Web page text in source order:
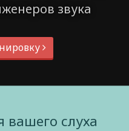
звука
вашего слуха